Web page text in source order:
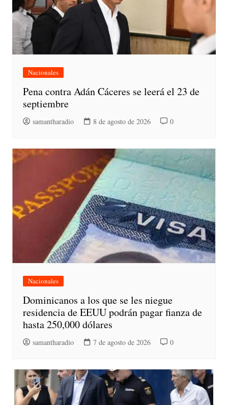
Nacionales
Pena contra Adán Cáceres se leerá el 23 de
septiembre
samantharadio 8 de agosto de 2026 0
Nacionales
Dominicanos a los que se les niegue
residencia de EEUU podrán pagar fianza de
hasta 250,000 dólares
samantharadio 7 de agosto de 2026 0